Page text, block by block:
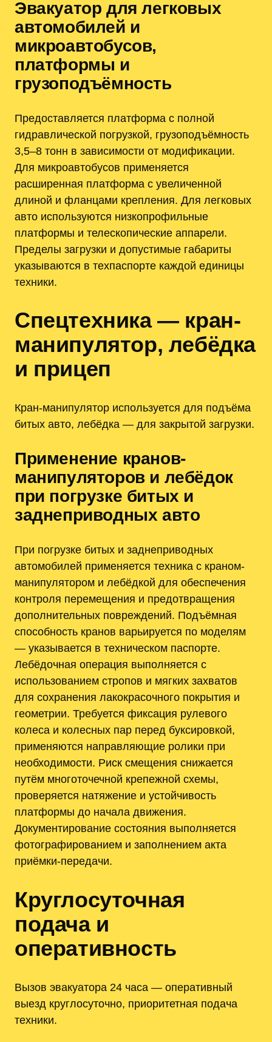
Эвакуатор для легковых
автомобилей и
микроавтобусов,
платформы и
грузоподъёмность
Предоставляется платформа с полной
гидравлической погрузкой, грузоподъёмность
3,5–8 тонн в зависимости от модификации.
Для микроавтобусов применяется
расширенная платформа с увеличенной
длиной и фланцами крепления. Для легковых
авто используются низкопрофильные
платформы и телескопические аппарели.
Пределы загрузки и допустимые габариты
указываются в техпаспорте каждой единицы
техники.
Спецтехника — кран-
манипулятор, лебёдка
и прицеп
Кран-манипулятор используется для подъёма
битых авто, лебёдка — для закрытой загрузки.
Применение кранов-
манипуляторов и лебёдок
при погрузке битых и
заднеприводных авто
При погрузке битых и заднеприводных
автомобилей применяется техника с краном-
манипулятором и лебёдкой для обеспечения
контроля перемещения и предотвращения
дополнительных повреждений. Подъёмная
способность кранов варьируется по моделям
— указывается в техническом паспорте.
Лебёдочная операция выполняется с
использованием стропов и мягких захватов
для сохранения лакокрасочного покрытия и
геометрии. Требуется фиксация рулевого
колеса и колесных пар перед буксировкой,
применяются направляющие ролики при
необходимости. Риск смещения снижается
путём многоточечной крепежной схемы,
проверяется натяжение и устойчивость
платформы до начала движения.
Документирование состояния выполняется
фотографированием и заполнением акта
приёмки-передачи.
Круглосуточная
подача и
оперативность
Вызов эвакуатора 24 часа — оперативный
выезд круглосуточно, приоритетная подача
техники.